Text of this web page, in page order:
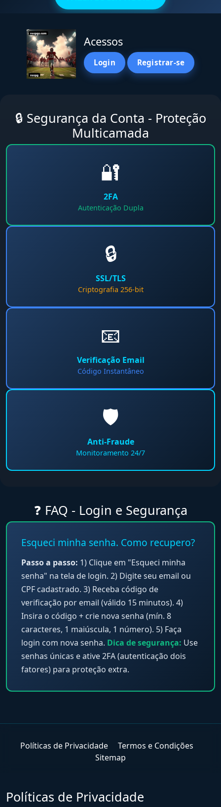
Acessos
Login Registrar-se
🔒 Segurança da Conta - Proteção
Multicamada
🔐
2FA
Autenticação Dupla
🔒
SSL/TLS
Criptografia 256-bit
📧
Verificação Email
Código Instantâneo
🛡️
Anti-Fraude
Monitoramento 24/7
❓ FAQ - Login e Segurança
Esqueci minha senha. Como recupero?
Passo a passo: 1) Clique em "Esqueci minha
senha" na tela de login. 2) Digite seu email ou
CPF cadastrado. 3) Receba código de
verificação por email (válido 15 minutos). 4)
Insira o código + crie nova senha (mín. 8
caracteres, 1 maiúscula, 1 número). 5) Faça
login com nova senha. Dica de segurança: Use
senhas únicas e ative 2FA (autenticação dois
fatores) para proteção extra.
Políticas de Privacidade
Termos e Condições
Sitemap
Políticas de Privacidade